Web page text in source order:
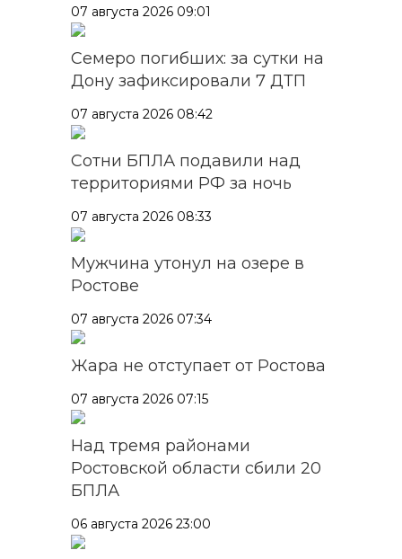
07 августа 2026 09:01
Семеро погибших: за сутки на
Дону зафиксировали 7 ДТП
07 августа 2026 08:42
Сотни БПЛА подавили над
территориями РФ за ночь
07 августа 2026 08:33
Мужчина утонул на озере в
Ростове
07 августа 2026 07:34
Жара не отступает от Ростова
07 августа 2026 07:15
Над тремя районами
Ростовской области сбили 20
БПЛА
06 августа 2026 23:00